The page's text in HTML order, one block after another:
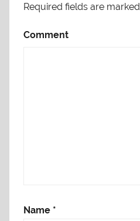
Required fields are marked
Comment
Name *